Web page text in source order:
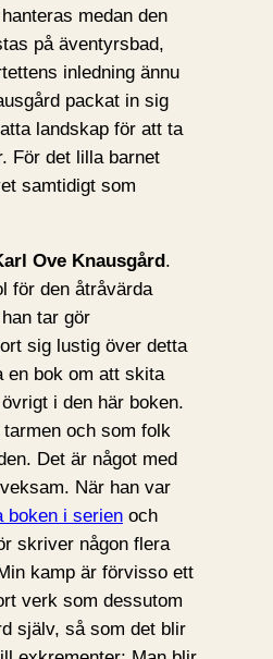
medan den
på äventyrsbad,
inledning ännu
packat in sig
landskap för att ta
För det lilla barnet
samtidigt som
Ove Knausgård.
för den åtråvärda
tar gör
sig lustig över detta
en bok om att skita
i den här boken.
och som folk
Det är något med
När han var
boken i serien och
skriver någon flera
kamp är förvisso ett
verk som dessutom
själv, så som det blir